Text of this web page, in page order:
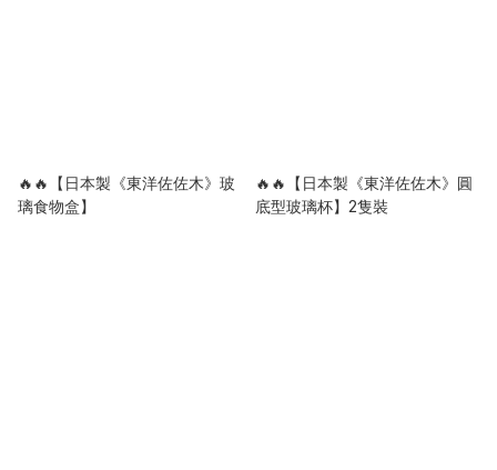
🔥🔥【日本製《東洋佐佐木》玻
璃食物盒】
🔥🔥【日本製《東洋佐佐木》圓
底型玻璃杯】2隻裝